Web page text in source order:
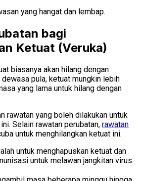
yang hangat dan lembap.
bagi
Ketuat (Veruka)
biasanya akan hilang dengan
pula, ketuat mungkin lebih
yang lama untuk hilang dengan
rawatan yang boleh dilakukan untuk
Selain rawatan perubatan, rawatan
untuk menghilangkan ketuat ini.
untuk menghapuskan ketuat dan
untuk melawan jangkitan virus.